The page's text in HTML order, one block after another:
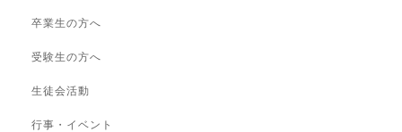
卒業生の方へ
受験生の方へ
生徒会活動
行事・イベント